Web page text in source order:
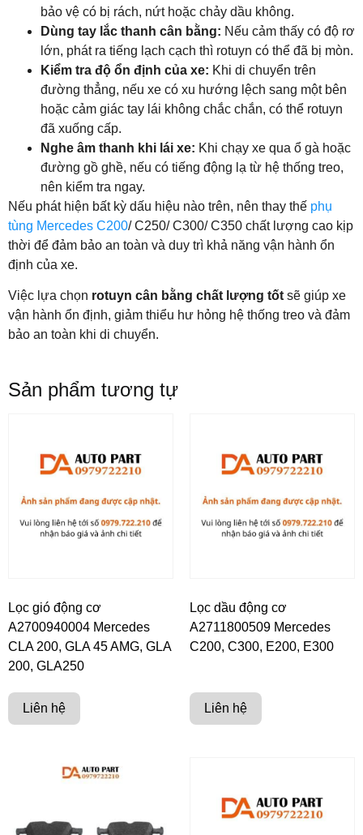
bảo vệ có bị rách, nứt hoặc chảy dầu không.
Dùng tay lắc thanh cân bằng: Nếu cảm thấy có độ rơ
lớn, phát ra tiếng lạch cạch thì rotuyn có thể đã bị mòn.
Kiểm tra độ ổn định của xe: Khi di chuyển trên
đường thẳng, nếu xe có xu hướng lệch sang một bên
hoặc cảm giác tay lái không chắc chắn, có thể rotuyn
đã xuống cấp.
Nghe âm thanh khi lái xe: Khi chạy xe qua ổ gà hoặc
đường gồ ghề, nếu có tiếng động lạ từ hệ thống treo,
nên kiểm tra ngay.
Nếu phát hiện bất kỳ dấu hiệu nào trên, nên thay thế phụ
tùng Mercedes C200/ C250/ C300/ C350 chất lượng cao kịp
thời để đảm bảo an toàn và duy trì khả năng vận hành ổn
định của xe.
Việc lựa chọn rotuyn cân bằng chất lượng tốt sẽ giúp xe
vận hành ổn định, giảm thiểu hư hỏng hệ thống treo và đảm
bảo an toàn khi di chuyển.
Sản phẩm tương tự
Lọc gió động cơ
A2700940004 Mercedes
CLA 200, GLA 45 AMG, GLA
200, GLA250
Liên hệ
Lọc dầu động cơ
A2711800509 Mercedes
C200, C300, E200, E300
Liên hệ